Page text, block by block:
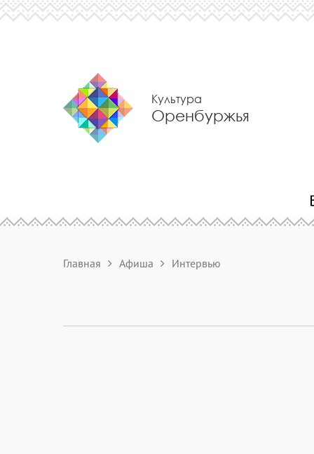
Культура
Оренбуржья
Главная Афиша Интервью